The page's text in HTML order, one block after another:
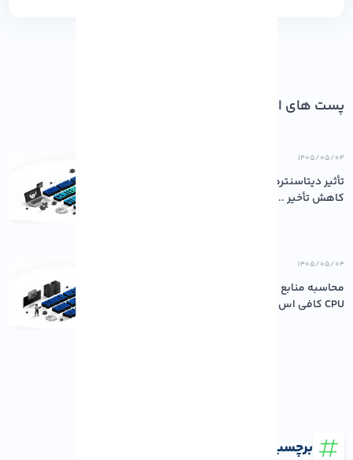
پست های اخیر
۱۴۰۵/۰۵/۰۴
تأثیر دیتاسنترهای باکیفیت بر پایداری و
کاهش تأخیر ...
۱۴۰۵/۰۵/۰۴
محاسبه منابع مورد نیاز سرور: چقدر رم و
CPU کافی اس...
برچسب ها